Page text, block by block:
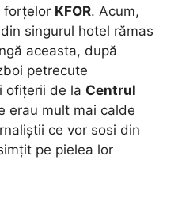
forțelor KFOR. Acum,
singurul hotel rămas
aceasta, după
petrecute
ofițerii de la Centrul
erau mult mai calde
ce vor sosi din
pe pielea lor